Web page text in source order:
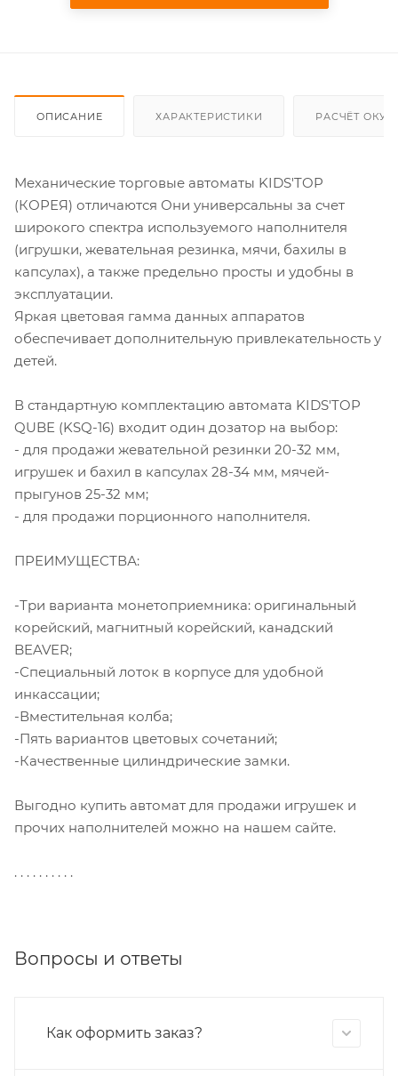
ОПИСАНИЕ ХАРАКТЕРИСТИКИ РАСЧЁТ
Механические торговые автоматы KIDS'TOP
(КОРЕЯ) отличаются Они универсальны за счет
широкого спектра используемого наполнителя
(игрушки, жевательная резинка, мячи, бахилы в
капсулах), а также предельно просты и удобны в
эксплуатации.
Яркая цветовая гамма данных аппаратов
обеспечивает дополнительную привлекательность у
детей.
В стандартную комплектацию автомата KIDS'TOP
QUBE (KSQ-16) входит один дозатор на выбор:
- для продажи жевательной резинки 20-32 мм,
игрушек и бахил в капсулах 28-34 мм, мячей-
прыгунов 25-32 мм;
- для продажи порционного наполнителя.
ПРЕИМУЩЕСТВА:
-Три варианта монетоприемника: оригинальный
корейский, магнитный корейский, канадский
BEAVER;
-Специальный лоток в корпусе для удобной
инкассации;
-Вместительная колба;
-Пять вариантов цветовых сочетаний;
-Качественные цилиндрические замки.
Выгодно купить автомат для продажи игрушек и
прочих наполнителей можно на нашем сайте.
. . . . . . . . . .
Вопросы и ответы
Как оформить заказ?